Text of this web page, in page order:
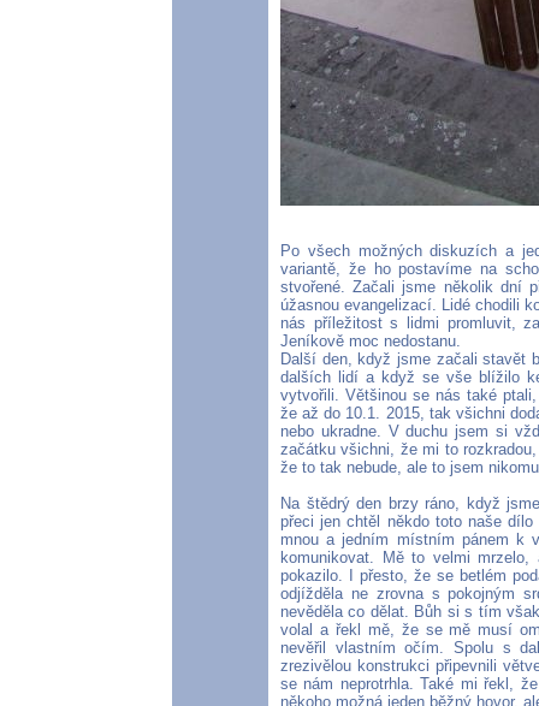
Po všech možných diskuzích a
variantě, že ho postavíme na
stvořené. Začali jsme několik dní
úžasnou evangelizací. Lidé chodili
nás příležitost s lidmi promluvit,
Jeníkově moc nedostanu.
Další den, když jsme začali stavět
dalších lidí a když se vše blížilo
vytvořili. Většinou se nás také
že až do 10.1. 2015, tak všichni
nebo ukradne. V duchu jsem si
začátku všichni, že mi to
že to tak nebude, ale to jsem
Na štědrý den brzy ráno, když
přeci jen chtěl někdo toto naše
mnou a jedním místním pánem k
komunikovat. Mě to velmi
pokazilo. I přesto, že se betlém
odjížděla ne zrovna s pokojným
nevěděla co dělat. Bůh si s tím
volal a řekl mě, že se mě musí
nevěřil vlastním očím. Spolu s
zrezivělou konstrukci připevnili
se nám neprotrhla. Také mi řekl,
někoho možná jeden běžný hovor,